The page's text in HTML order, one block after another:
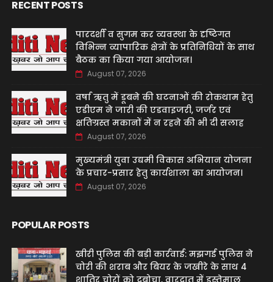
RECENT POSTS
पारदर्शी व सुगम कर व्यवस्था के दृष्टिगत
विभिन्न व्यापारिक क्षेत्रों के प्रतिनिधियों के साथ
बैठक का किया गया आयोजन।
August 07, 2026
वर्षा ऋतु में डूबने की घटनाओं की रोकथाम हेतु
एडीएम ने जारी की एडवाइजरी, जर्जर एवं
क्षतिग्रस्त मकानों में न रहने की भी दी सलाह
August 07, 2026
मुख्यमंत्री युवा उद्यमी विकास अभियान योजना
के प्रचार-प्रसार हेतु कार्यशाला का आयोजन।
August 07, 2026
POPULAR POSTS
खीरी पुलिस की बड़ी कार्रवाई: मझगई पुलिस ने
चोरी की शराब और बियर के जखीरे के साथ 4
शातिर चोरों को दबोचा, वारदात में इस्तेमाल